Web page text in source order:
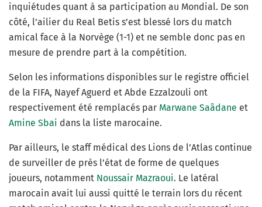
inquiétudes quant à sa participation au Mondial. De son
côté, l’ailier du Real Betis s’est blessé lors du match
amical face à la Norvège (1-1) et ne semble donc pas en
mesure de prendre part à la compétition.
Selon les informations disponibles sur le registre officiel
de la FIFA, Nayef Aguerd et Abde Ezzalzouli ont
respectivement été remplacés par Marwane Saâdane et
Amine Sbai dans la liste marocaine.
Par ailleurs, le staff médical des Lions de l’Atlas continue
de surveiller de près l’état de forme de quelques
joueurs, notamment Noussair Mazraoui. Le latéral
marocain avait lui aussi quitté le terrain lors du récent